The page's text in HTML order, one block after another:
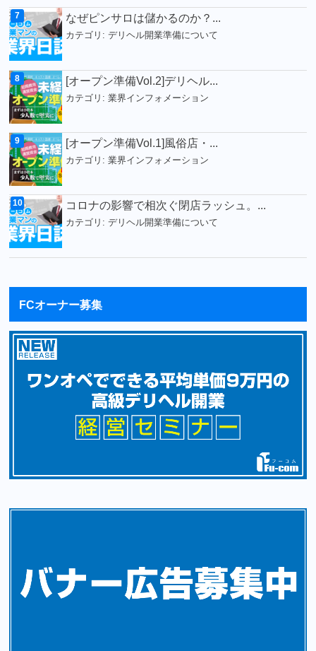
なぜピンサロは儲かるのか？...
カテゴリ:デリヘル開業準備について
[オープン準備Vol.2]デリヘル...
カテゴリ:業界インフォメーション
[オープン準備Vol.1]風俗店・...
カテゴリ:業界インフォメーション
コロナの影響で相次ぐ閉店ラッシュ。...
カテゴリ:デリヘル開業準備について
FCオーナー募集